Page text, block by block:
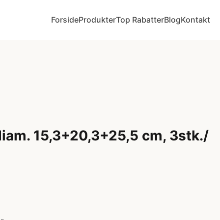
ForsideProdukterTop RabatterBlogKontakt
15,3+20,3+25,5 cm, 3stk./